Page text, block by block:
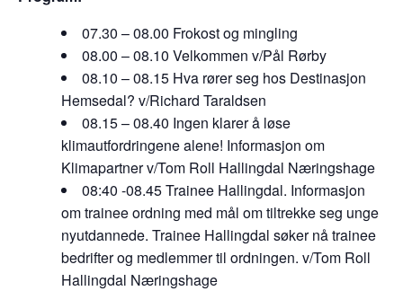
07.30 – 08.00 Frokost og mingling
08.00 – 08.10 Velkommen v/Pål Rørby
08.10 – 08.15 Hva rører seg hos Destinasjon
Hemsedal? v/Richard Taraldsen
08.15 – 08.40 Ingen klarer å løse
klimautfordringene alene! Informasjon om
Klimapartner v/Tom Roll Hallingdal Næringshage
08:40 -08.45 Trainee Hallingdal. Informasjon
om trainee ordning med mål om tiltrekke seg unge
nyutdannede. Trainee Hallingdal søker nå trainee
bedrifter og medlemmer til ordningen. v/Tom Roll
Hallingdal Næringshage